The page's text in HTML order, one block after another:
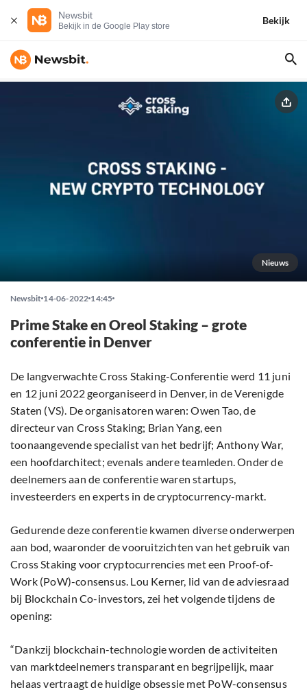
Newsbit
Bekijk in de Google Play store
Bekijk
Nieuws
Newsbit 14-06-2022 14:45
Prime Stake en Oreol Staking – grote
conferentie in Denver
De langverwachte Cross Staking-Conferentie werd 11 juni
en 12 juni 2022 georganiseerd in Denver, in de Verenigde
Staten (VS). De organisatoren waren: Owen Tao, de
directeur van Cross Staking; Brian Yang, een
toonaangevende specialist van het bedrijf; Anthony War,
een hoofdarchitect; evenals andere teamleden. Onder de
deelnemers aan de conferentie waren startups,
investeerders en experts in de cryptocurrency-markt.
Gedurende deze conferentie kwamen diverse onderwerpen
aan bod, waaronder de vooruitzichten van het gebruik van
Cross Staking voor cryptocurrencies met een Proof-of-
Work (PoW)-consensus. Lou Kerner, lid van de adviesraad
bij Blockchain Co-investors, zei het volgende tijdens de
opening:
“Dankzij blockchain-technologie worden de activiteiten
van marktdeelnemers transparant en begrijpelijk, maar
helaas vertraagt de huidige obsessie met PoW-consensus